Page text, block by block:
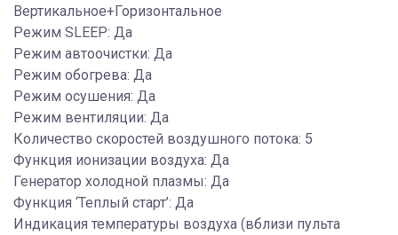
Вертикальное+Горизонтальное
Режим SLEEP: Да
Режим автоочистки: Да
Режим обогрева: Да
Режим осушения: Да
Режим вентиляции: Да
Количество скоростей воздушного потока: 5
Функция ионизации воздуха: Да
Генератор холодной плазмы: Да
Функция ‘Теплый старт’: Да
Индикация температуры воздуха (вблизи пульта